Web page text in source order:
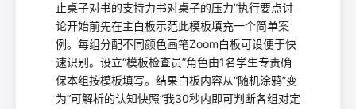
止桌子对书的支持力书对桌子的压力”执行要点讨
论开始前先在主白板示范此模板填充一个简单案
例。每组分配不同颜色画笔Zoom白板可设便于快
速识别。设立“模板检查员”角色由1名学生专责确
保本组按模板填写。结果白板内容从“随机涂鸦”变
为“可解析的认知快照”我30秒内即可判断各组对定